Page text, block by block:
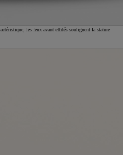
les feux avant effilés soulignent la stature